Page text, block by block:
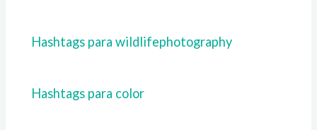
Hashtags para wildlifephotography
Hashtags para color